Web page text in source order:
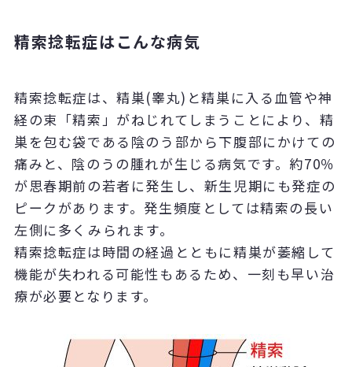
精索捻転症はこんな病気
精索捻転症は、精巣(睾丸)と精巣に入る血管や神
経の束「精索」がねじれてしまうことにより、精
巣を包む袋である陰のう部から下腹部にかけての
痛みと、陰のうの腫れが生じる病気です。約70％
が思春期前の若者に発生し、新生児期にも発症の
ピークがあります。発生頻度としては精索の長い
左側に多くみられます。
精索捻転症は時間の経過とともに精巣が萎縮して
機能が失われる可能性もあるため、一刻も早い治
療が必要となります。